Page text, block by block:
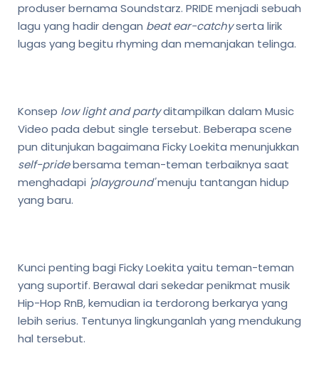
produser bernama Soundstarz. PRIDE menjadi sebuah
lagu yang hadir dengan beat ear-catchyserta lirik
lugas yang begitu rhyming dan memanjakan telinga.
Konsep low light and partyditampilkan dalam Music
Video pada debut single tersebut. Beberapa scene
pun ditunjukan bagaimana Ficky Loekita menunjukkan
self-pridebersama teman-teman terbaiknya saat
menghadapi 'playground'menuju tantangan hidup
yang baru.
Kunci penting bagi Ficky Loekita yaitu teman-teman
yang suportif. Berawal dari sekedar penikmat musik
Hip-Hop RnB, kemudian ia terdorong berkarya yang
lebih serius. Tentunya lingkunganlah yang mendukung
hal tersebut.